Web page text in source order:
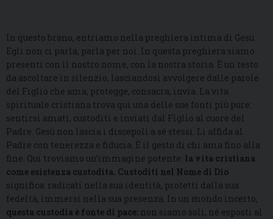
In questo brano, entriamo nella preghiera intima di Gesù.
Egli non ci parla, parla per noi. In questa preghiera siamo
presenti con il nostro nome, con la nostra storia. È un testo
da ascoltare in silenzio, lasciandosi avvolgere dalle parole
del Figlio che ama, protegge, consacra, invia. La vita
spirituale cristiana trova qui una delle sue fonti più pure:
sentirsi amati, custoditi e inviati dal Figlio al cuore del
Padre. Gesù non lascia i discepoli a sé stessi. Li affida al
Padre con tenerezza e fiducia. È il gesto di chi ama fino alla
fine. Qui troviamo un’immagine potente: la vita cristiana
come esistenza custodita. Custoditi nel Nome di Dio
significa: radicati nella sua identità, protetti dalla sua
fedeltà, immersi nella sua presenza. In un mondo incerto,
questa custodia è fonte di pace: non siamo soli, né esposti al